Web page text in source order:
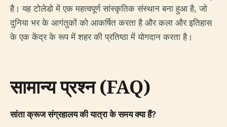
है। यह टोलेडो में एक महत्वपूर्ण सांस्कृतिक संस्थान बना हुआ है, जो
दुनिया भर के आगंतुकों को आकर्षित करता है और कला और इतिहास
के एक केंद्र के रूप में शहर की प्रतिष्ठा में योगदान करता है।
सामान्य प्रश्न (FAQ)
सांता क्रूज संग्रहालय की यात्रा के समय क्या हैं?